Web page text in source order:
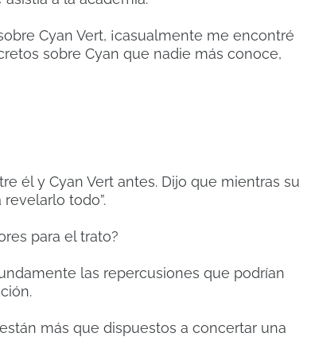
Cyan Vert, ¡casualmente me encontré
sobre Cyan que nadie más conoce,
él y Cyan Vert antes. Dijo que mientras su
todo”.
para el trato?
las repercusiones que podrían
más que dispuestos a concertar una